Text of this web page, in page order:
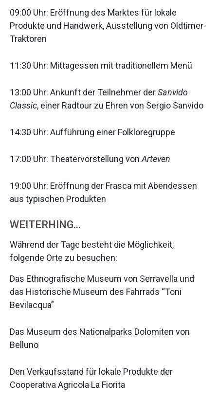
09:00 Uhr: Eröffnung des Marktes für lokale
Produkte und Handwerk, Ausstellung von Oldtimer-
Traktoren
11:30 Uhr: Mittagessen mit traditionellem Menü
13:00 Uhr: Ankunft der Teilnehmer derSanvido
Classic, einer Radtour zu Ehren von Sergio Sanvido
14:30 Uhr: Aufführung einer Folkloregruppe
17:00 Uhr: Theatervorstellung von Arteven
19:00 Uhr: Eröffnung der Frasca mit Abendessen
aus typischen Produkten
WEITERHING…
Während der Tage besteht die Möglichkeit,
folgende Orte zu besuchen:
Das Ethnografische Museum von Serravella und
das Historische Museum des Fahrrads “Toni
Bevilacqua”
Das Museum des Nationalparks Dolomiten von
Belluno
Den Verkaufsstand für lokale Produkte der
Cooperativa Agricola La Fiorita